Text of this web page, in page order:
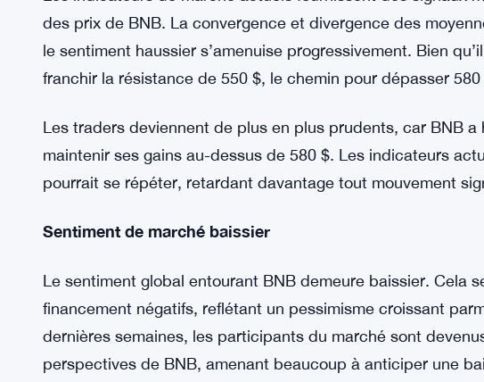
Indicateurs techniques et sentiment de marché
Les indicateurs de marché actuels fournissent des signaux
le sentiment haussier s’amenuise progressivement. Bien
Les traders deviennent de plus en plus prudents, car BNB a
maintenir ses gains au-dessus de 580 $. Les indicateurs
pourrait se répéter, retardant davantage tout mouvement